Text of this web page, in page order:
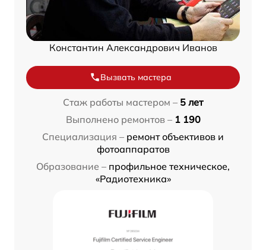
Константин Александрович Иванов
Вызвать мастера
Стаж работы мастером – 5 лет
Выполнено ремонтов – 1 190
Специализация – ремонт объективов и
фотоаппаратов
Образование – профильное техническое,
«Радиотехника»